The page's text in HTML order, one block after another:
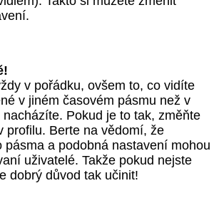
v pořádku, ovšem to, co vidíte
v jiném časovém pásmu než v
Pokud je to tak, změňte
profilu. Berte na vědomí, že
pásma a podobná nastavení mohou
uživatelé. Takže pokud nejste
dobrý důvod tak učinit!